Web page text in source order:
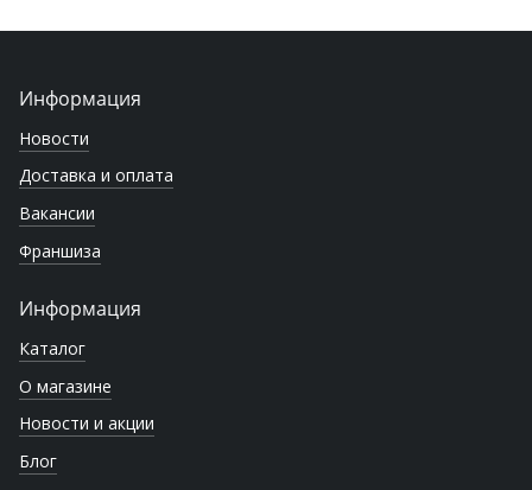
Информация
Новости
Доставка и оплата
Вакансии
Франшиза
Информация
Каталог
О магазине
Новости и акции
Блог